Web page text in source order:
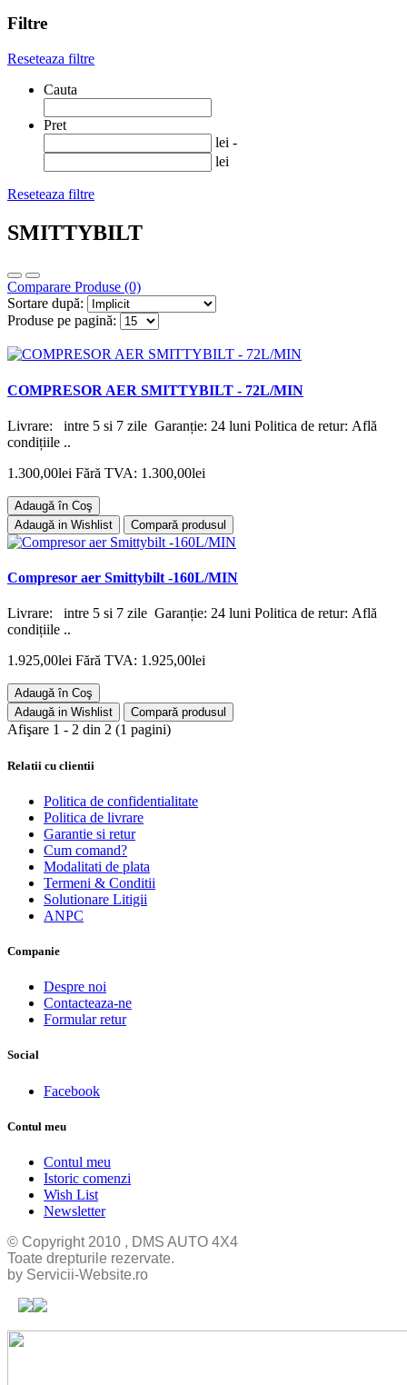
Filtre
Reseteaza filtre
Cauta
Pret
lei -
lei
Reseteaza filtre
SMITTYBILT
Comparare Produse (0)
Sortare după:
Produse pe pagină:
COMPRESOR AER SMITTYBILT - 72L/MIN
Livrare: intre 5 si 7 zile Garanție: 24 luni Politica de retur: Află
condițiile ..
1.300,00lei Fără TVA: 1.300,00lei
Adaugă în Coş
Adaugă in Wishlist
Compară produsul
Compresor aer Smittybilt -160L/MIN
Livrare: intre 5 si 7 zile Garanție: 24 luni Politica de retur: Află
condițiile ..
1.925,00lei Fără TVA: 1.925,00lei
Adaugă în Coş
Adaugă in Wishlist
Compară produsul
Afişare 1 - 2 din 2 (1 pagini)
Relatii cu clientii
Politica de confidentialitate
Politica de livrare
Garantie si retur
Cum comand?
Modalitati de plata
Termeni & Conditii
Solutionare Litigii
ANPC
Companie
Despre noi
Contacteaza-ne
Formular retur
Social
Facebook
Contul meu
Contul meu
Istoric comenzi
Wish List
Newsletter
© Copyright 2010 , DMS AUTO 4X4
Toate drepturile rezervate.
by Servicii-Website.ro